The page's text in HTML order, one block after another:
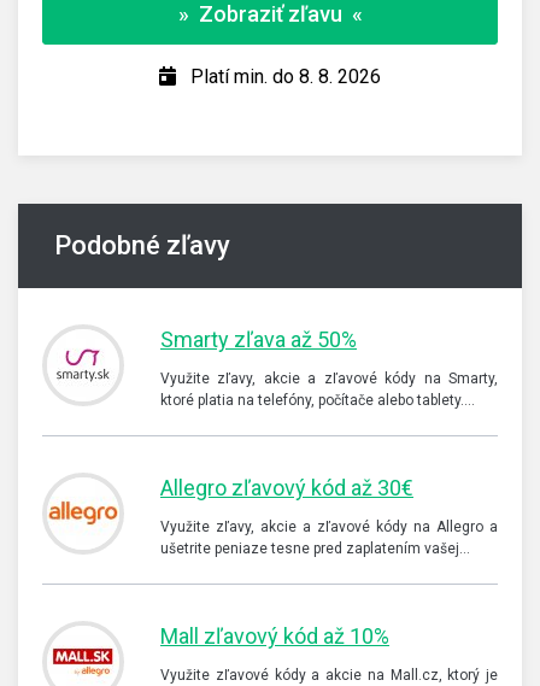
» Zobraziť zľavu «
Platí min. do 8. 8. 2026
Podobné zľavy
Smarty zľava až 50%
Využite zľavy, akcie a zľavové kódy na Smarty,
ktoré platia na telefóny, počítače alebo tablety.…
Allegro zľavový kód až 30€
Využite zľavy, akcie a zľavové kódy na Allegro a
ušetrite peniaze tesne pred zaplatením vašej…
Mall zľavový kód až 10%
Využite zľavové kódy a akcie na Mall.cz, ktorý je